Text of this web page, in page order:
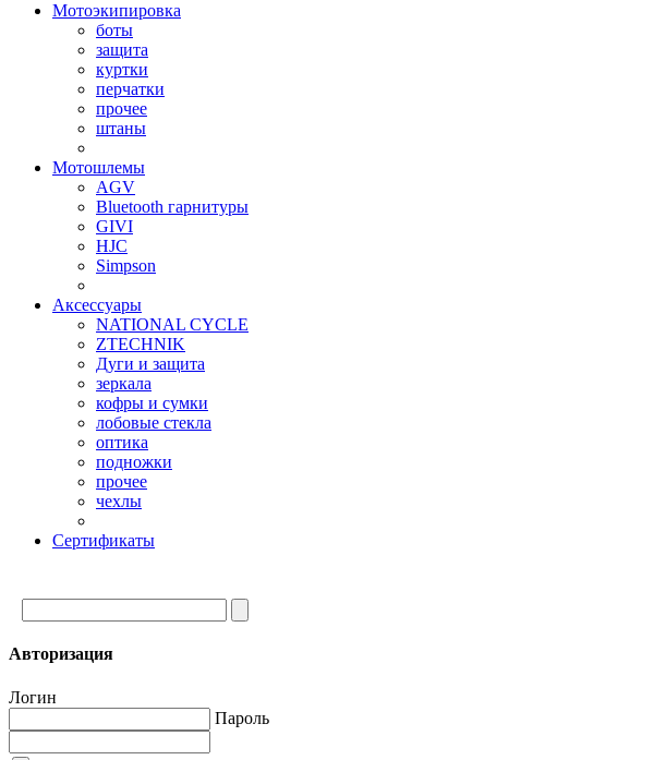
Мотоэкипировка
боты
защита
куртки
перчатки
прочее
штаны
Мотошлемы
AGV
Bluetooth гарнитуры
GIVI
HJC
Simpson
Аксессуары
NATIONAL CYCLE
ZTECHNIK
Дуги и защита
зеркала
кофры и сумки
лобовые стекла
оптика
подножки
прочее
чехлы
Сертификаты
Авторизация
Логин
Пароль